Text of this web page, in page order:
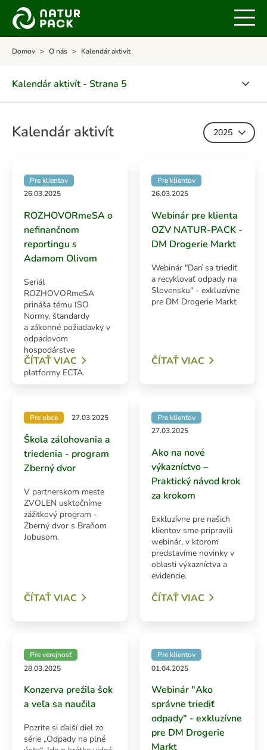
Domov O nás Kalendár aktivít
Kalendár aktivít - Strana 5
Certifikáty
SYSTÉMU
OZV NATUR-PACK v médiách
Kalendár aktivít
Vedenie
O spoločnosti NATUR-PACK plus
Kalendár aktivít 2025
Pre klientov
26.03.2025
ROZHOVORmeSA o
nefinančnom
reportingu s
Adamom Olivom
Seriál
ROZHOVORmeSA
prináša tému ISO
Normy, štandardy
a zákonné požiadavky v
odpadovom
hospodárstve
prostredníctvom
platformy ECTA.
ČÍTAŤ VIAC
Pre klientov
26.03.2025
Webinár pre klienta
OZV NATUR-PACK -
DM Drogerie Markt
Webinár "Darí sa triediť
a recyklovať odpady na
Slovensku" - exkluzívne
pre DM Drogerie Markt
ČÍTAŤ VIAC
Pre obce 27.03.2025
Škola zálohovania a
triedenia - program
Zberný dvor
V partnerskom meste
ZVOLEN usktočníme
zážitkový program -
Zberný dvor s Braňom
Jobusom.
ČÍTAŤ VIAC
Pre klientov
27.03.2025
Ako na nové
výkazníctvo –
Praktický návod krok
za krokom
Exkluzívne pre našich
klientov sme pripravili
webinár, v ktorom
predstavíme novinky v
oblasti výkazníctva a
evidencie.
ČÍTAŤ VIAC
Pre verejnosť
28.03.2025
Konzerva prežila šok
a veľa sa naučila
Pozrite si ďalší diel zo
série „Odpady na plné
Pre klientov
01.04.2025
Webinár "Ako
správne triediť
odpady" - exkluzívne
pre DM Drogerie
Markt